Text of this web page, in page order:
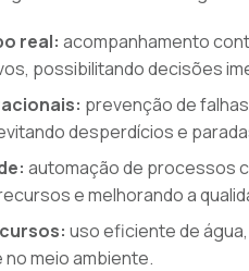
real: acompanhamento
possibilitando decisões
prevenção de
desperdícios e
automação de processos
e melhorando a
uso eficiente de
meio ambiente.